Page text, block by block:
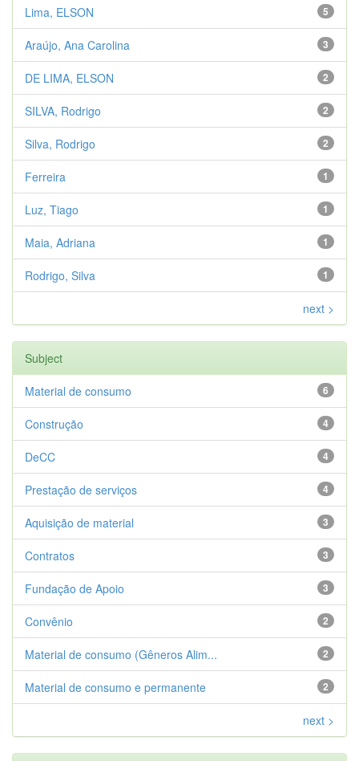
5
Lima, ELSON
3
Araújo, Ana Carolina
2
DE LIMA, ELSON
2
SILVA, Rodrigo
2
Silva, Rodrigo
1
Ferreira
1
Luz, Tiago
1
Maia, Adriana
1
Rodrigo, Silva
next >
Subject
6
Material de consumo
4
Construção
4
DeCC
4
Prestação de serviços
3
Aquisição de material
3
Contratos
3
Fundação de Apoio
2
Convênio
2
Material de consumo (Gêneros Alim...
2
Material de consumo e permanente
next >